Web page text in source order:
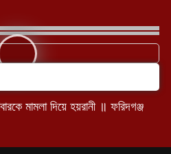
মামলা দিয়ে হয়রানী ॥ ফরিদগঞ্জ